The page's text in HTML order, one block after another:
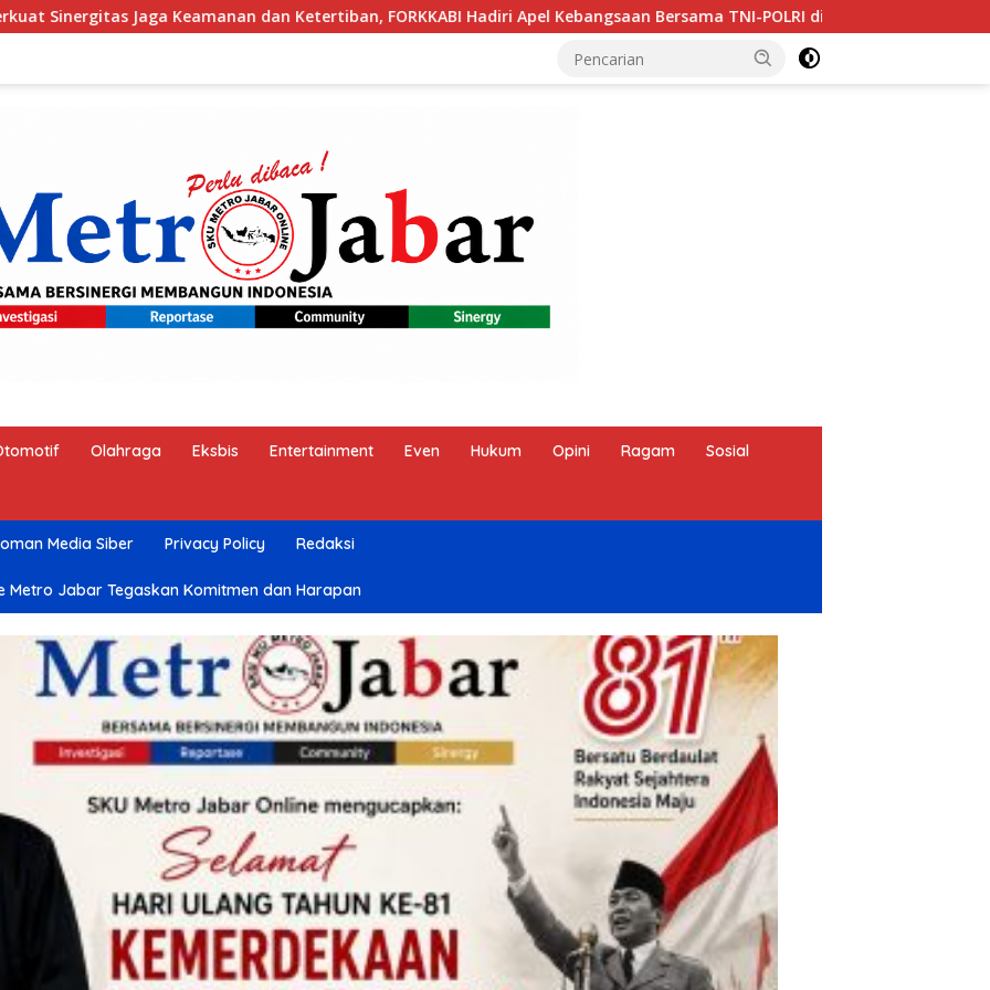
FORKKABI Hadiri Apel Kebangsaan Bersama TNI-POLRI di Monas Transparansi Jadi Prioritas, Pemdes
Olahraga Eksbis Entertainment Even Hukum Opini Ragam Sosial
Media Siber Privacy Policy Redaksi
Metro Jabar Tegaskan Komitmen dan Harapan